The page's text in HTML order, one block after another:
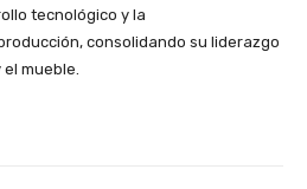
tecnológico y la
consolidando su liderazgo
mueble.